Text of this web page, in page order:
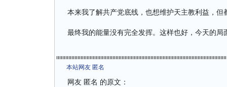
本来我了解共产党底线，也想维护天主教利益，但
最终我的能量没有完全发挥。这样也好，今天的局
本站网友 匿名
网友 匿名 的原文：